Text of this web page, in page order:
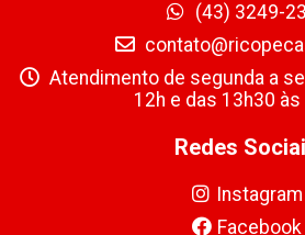
(43) 3249-
Atendimento de segunda a
12h e das 13h30 às
Redes
Instagram
Facebook